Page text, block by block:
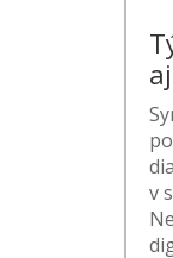
v